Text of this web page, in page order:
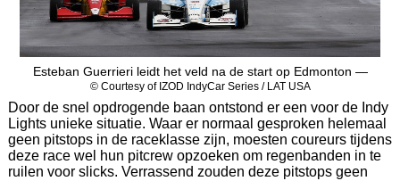
Esteban Guerrieri leidt het veld na de start op Edmonton —
© Courtesy of IZOD IndyCar Series / LAT USA
Door de snel opdrogende baan ontstond er een voor de Indy
Lights unieke situatie. Waar er normaal gesproken helemaal
geen pitstops in de raceklasse zijn, moesten coureurs tijdens
deze race wel hun pitcrew opzoeken om regenbanden in te
ruilen voor slicks. Verrassend zouden deze pitstops geen